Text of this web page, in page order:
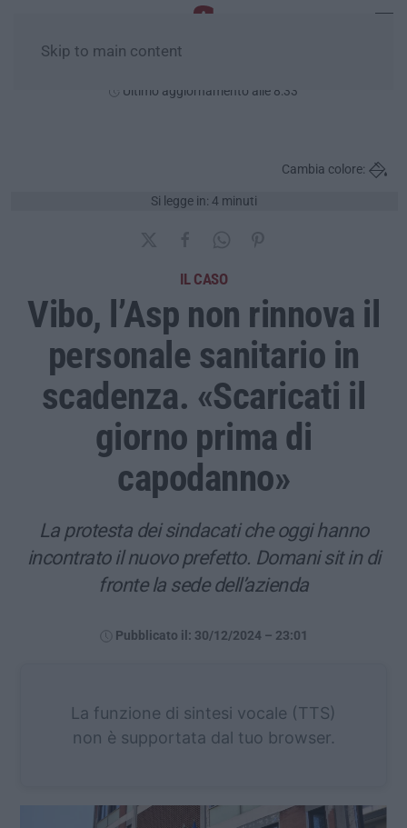
Skip to main content
Ultimo aggiornamento alle 8:33
Si legge in: 4 minuti
Cambia colore:
IL CASO
Vibo, l’Asp non rinnova il
personale sanitario in
scadenza. «Scaricati il
giorno prima di
capodanno»
La protesta dei sindacati che oggi hanno
incontrato il nuovo prefetto. Domani sit in di
fronte la sede dell’azienda
Pubblicato il: 30/12/2024 – 23:01
La funzione di sintesi vocale (TTS)
non è supportata dal tuo browser.